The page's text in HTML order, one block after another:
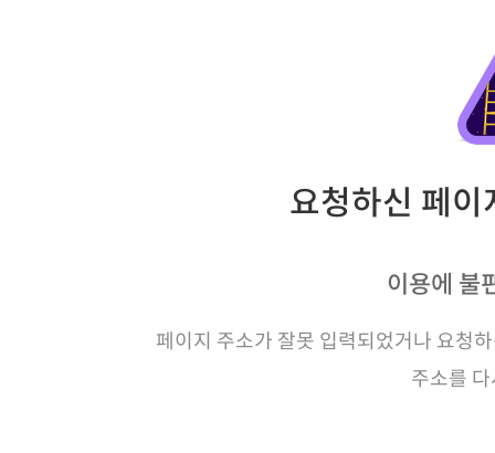
요청하신 페
이용에 불
페이지 주소가 잘못 입력되었거나 요청
주소를